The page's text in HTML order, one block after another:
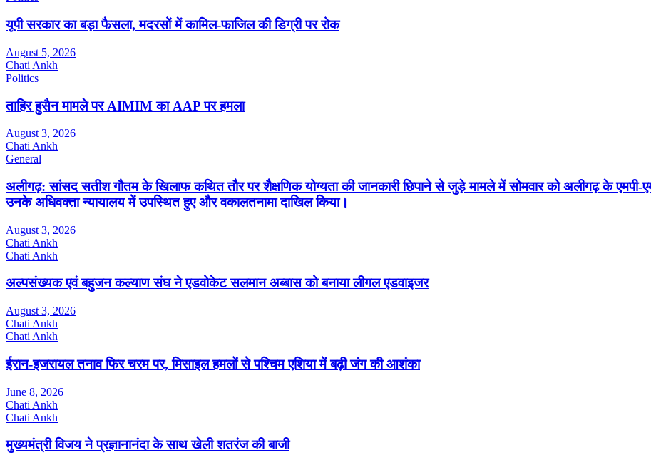
यूपी सरकार का बड़ा फैसला, मदरसों में कामिल-फाजिल की डिग्री पर रोक
August 5, 2026
Chati Ankh
Politics
ताहिर हुसैन मामले पर AIMIM का AAP पर हमला
August 3, 2026
Chati Ankh
General
अलीगढ़: सांसद सतीश गौतम के खिलाफ कथित तौर पर शैक्षणिक योग्यता की जानकारी छिपाने से जुड़े मामले में सोमवार को अलीगढ़ के
उनके अधिवक्ता न्यायालय में उपस्थित हुए और वकालतनामा दाखिल किया।
August 3, 2026
Chati Ankh
Chati Ankh
अल्पसंख्यक एवं बहुजन कल्याण संघ ने एडवोकेट सलमान अब्बास को बनाया लीगल एडवाइजर
August 3, 2026
Chati Ankh
Chati Ankh
ईरान-इजरायल तनाव फिर चरम पर, मिसाइल हमलों से पश्चिम एशिया में बढ़ी जंग की आशंका
June 8, 2026
Chati Ankh
Chati Ankh
मुख्यमंत्री विजय ने प्रज्ञानानंदा के साथ खेली शतरंज की बाजी